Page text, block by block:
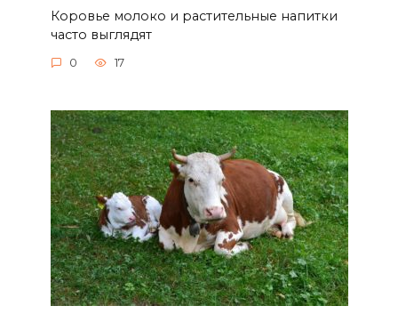
Коровье молоко и растительные напитки
часто выглядят
0 17